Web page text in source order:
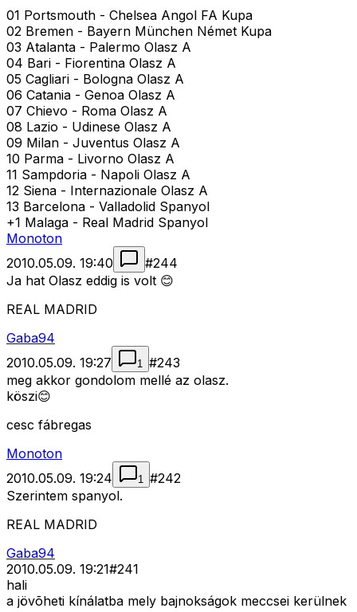
01 Portsmouth - Chelsea Angol FA Kupa
02 Bremen - Bayern München Német Kupa
03 Atalanta - Palermo Olasz A
04 Bari - Fiorentina Olasz A
05 Cagliari - Bologna Olasz A
06 Catania - Genoa Olasz A
07 Chievo - Roma Olasz A
08 Lazio - Udinese Olasz A
09 Milan - Juventus Olasz A
10 Parma - Livorno Olasz A
11 Sampdoria - Napoli Olasz A
12 Siena - Internazionale Olasz A
13 Barcelona - Valladolid Spanyol
+1 Malaga - Real Madrid Spanyol
Monoton
2010.05.09. 19:40
#244
Ja hat Olasz eddig is volt 😊
REAL MADRID
Gaba94
2010.05.09. 19:27
1 #243
meg akkor gondolom mellé az olasz.
köszi😊
cesc fábregas
Monoton
2010.05.09. 19:24
1 #242
Szerintem spanyol.
REAL MADRID
Gaba94
2010.05.09. 19:21#241
hali
a jövõheti kínálatba mely bajnokságok meccsei kerülnek